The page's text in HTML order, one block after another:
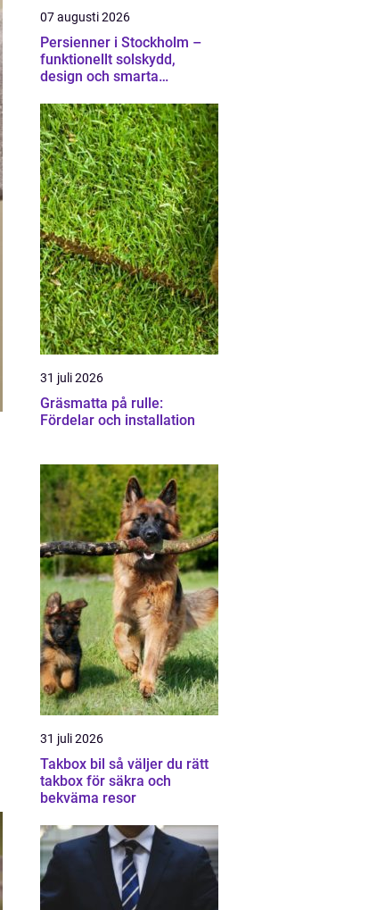
07 augusti 2026
Persienner i Stockholm –
funktionellt solskydd,
design och smarta
kontor
31 juli 2026
Gräsmatta på rulle:
Fördelar och installation
31 juli 2026
Takbox bil så väljer du rätt
takbox för säkra och
bekväma resor